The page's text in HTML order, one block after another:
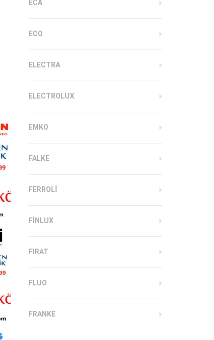
ECA
ECO
ELECTRA
ELECTROLUX
EMKO
FALKE
FERROLI
FINLUX
FIRAT
FLUO
FRANKE